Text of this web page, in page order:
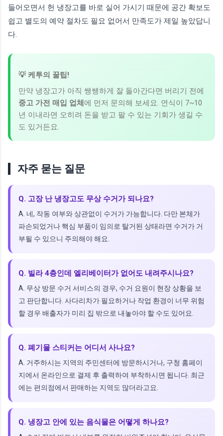
들어오면서 헌 냉장고를 바로 실어 가시기 때문에 공간 확보도
쉽고 별도의 예약 절차도 필요 없어서 만족도가 제일 높았답니
다.
💡 케투의 꿀팁!
만약 냉장고가 아직 쌩쌩하게 잘 돌아간다면 버리기 전에
중고 가전 매입 업체 에 먼저 문의해 보세요. 연식이 7~10
년 이내라면 오히려 돈을 받고 팔 수 있는 기회가 생길 수
도 있거든요.
자주 묻는 질문
Q. 고장 난 냉장고도 무상 수거가 되나요?
A. 네, 작동 여부와 상관없이 수거가 가능합니다. 다만 본체가
파손되었거나 핵심 부품이 임의로 탈거된 상태라면 수거가 거
부될 수 있으니 주의해야 해요.
Q. 빌라 4층인데 엘리베이터가 없어도 내려주시나요?
A. 무상 방문 수거 서비스의 경우, 수거 요원이 현장 상황을 보
고 판단합니다. 사다리차가 필요하거나 작업 환경이 너무 위험
할 경우 배출자가 미리 집 밖으로 내놓아야 할 수도 있어요.
Q. 폐기물 스티커는 어디서 사나요?
A. 거주하시는 지역의 주민센터에 방문하시거나, 구청 홈페이
지에서 온라인으로 결제 후 출력하여 부착하시면 됩니다. 최근
에는 편의점에서 판매하는 지역도 많더라고요.
Q. 냉장고 안에 있는 음식물은 어떻게 하나요?